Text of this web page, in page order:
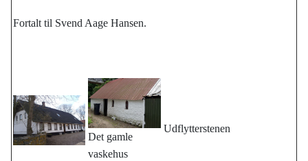
Fortalt til Svend Aage Hansen.
Det gamle
vaskehus
Udflytterstenen